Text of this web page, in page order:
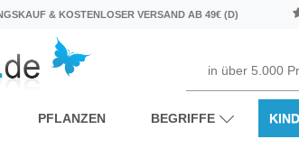
& KOSTENLOSER VERSAND AB 49€ (D)
PFLANZEN BEGRIFFE